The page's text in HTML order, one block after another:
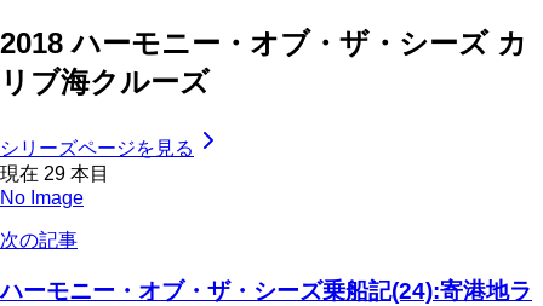
2018 ハーモニー・オブ・ザ・シーズ カ
リブ海クルーズ
シリーズページを見る
現在 29 本目
No Image
次の記事
ハーモニー・オブ・ザ・シーズ乗船記(24):寄港地ラ